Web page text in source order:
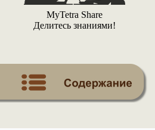
MyTetra Share
Делитесь знаниями!